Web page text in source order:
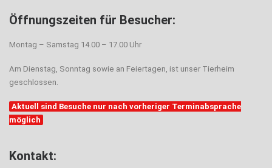
Öffnungszeiten für Besucher:
Montag – Samstag 14.00 – 17.00 Uhr
Am Dienstag, Sonntag sowie an Feiertagen, ist unser Tierheim
geschlossen.
Aktuell sind Besuche nur nach vorheriger Terminabsprache
möglich
Kontakt: